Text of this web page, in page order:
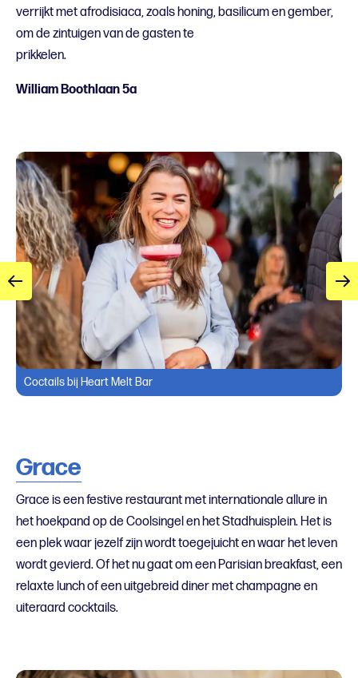
verrijkt met afrodisiaca, zoals honing, basilicum en gember,
om de zintuigen van de gasten te
prikkelen.
William Boothlaan 5a
Coctails bij Heart Melt Bar
Grace
Grace is een festive restaurant met internationale allure in
het hoekpand op de Coolsingel en het Stadhuisplein. Het is
een plek waar jezelf zijn wordt toegejuicht en waar het leven
wordt gevierd. Of het nu gaat om een Parisian breakfast, een
relaxte lunch of een uitgebreid diner met champagne en
uiteraard cocktails.